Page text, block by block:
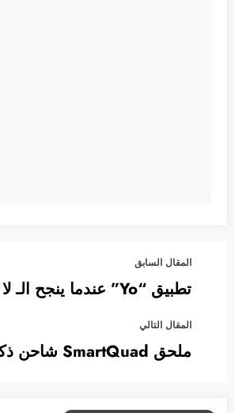
المقال السابق
تطبيق “Yo” عندما ينجح الـ لا شيء
المقال التالي
ملحق SmartQuad شاحن ذكي للأجهزة